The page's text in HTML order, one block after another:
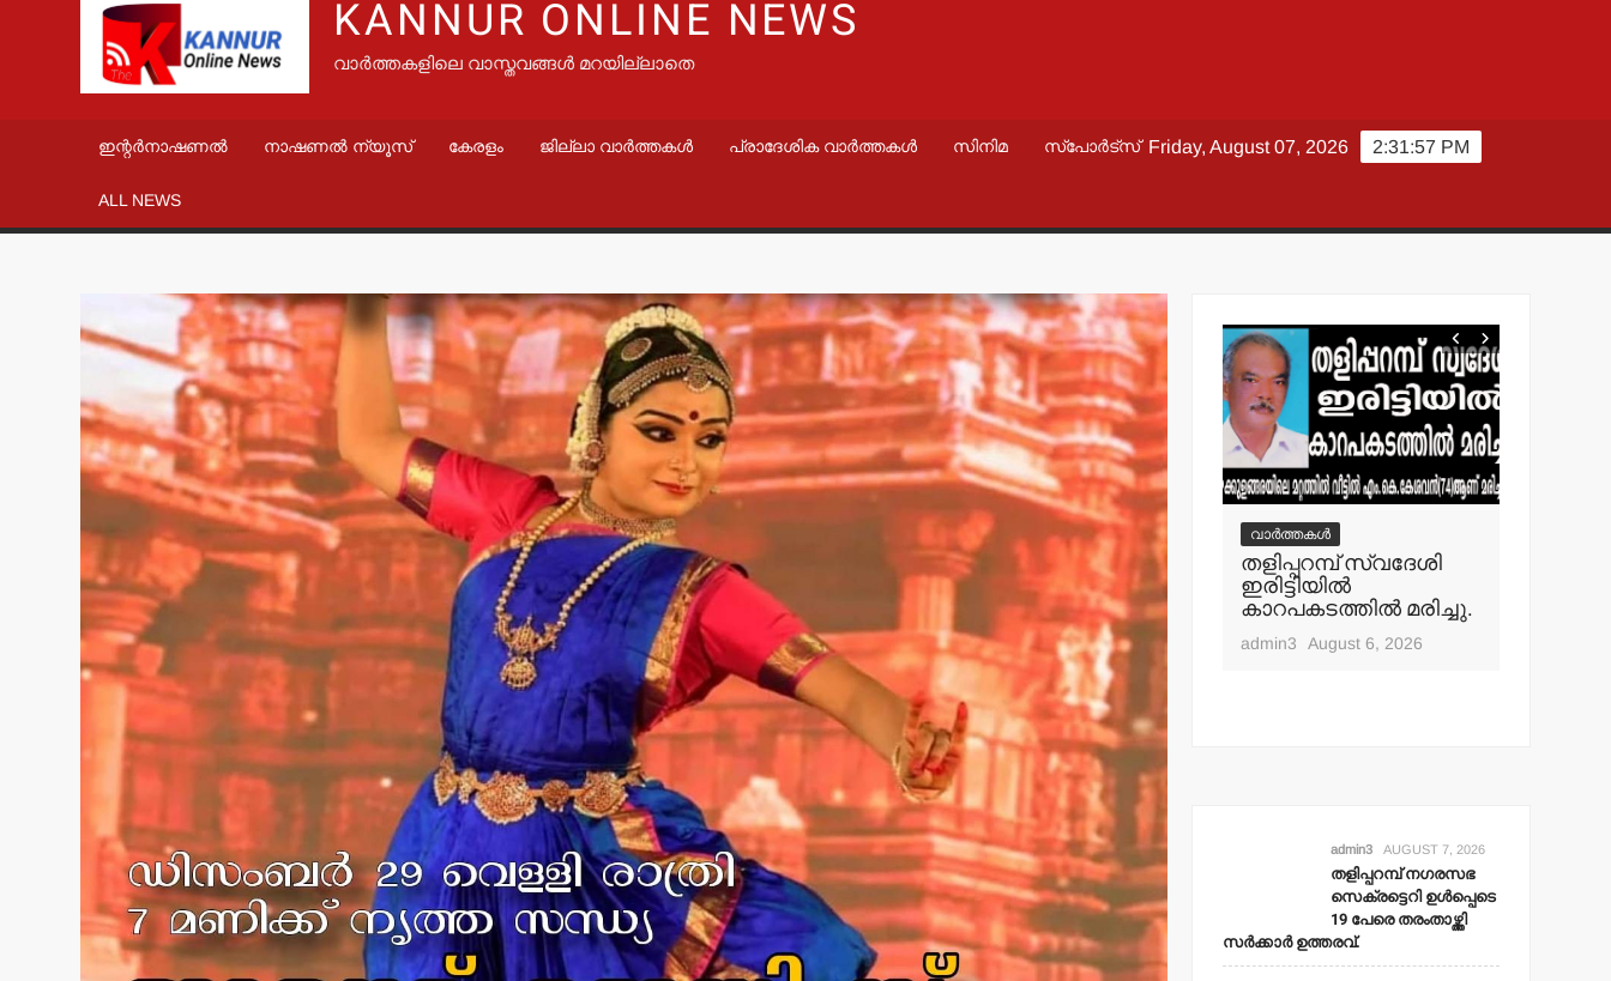
KANNUR ONLINE NEWS
വാർത്തകളിലെ വാസ്തവങ്ങൾ മറയില്ലാതെ
ഇന്റർനാഷണൽ നാഷണൽ ന്യൂസ് കേരളം ജില്ലാ വാർത്തകൾ പ്രാദേശിക വാർത്തകൾ സിനിമ സ്പോർട്സ്
ALL NEWS
2:31:58 PM
Friday, August 07, 2026
മന്ത്രി അനൂപ് ജേക്കബ്
നാളെ
പാടിയോട്ടുചാലില്‍
മാവേലി സൂപ്പര്‍ സ്റ്റോര്‍
ഉദ്ഘാടനം ചെയ്യും.
admin3 August 6, 2026
വാർത്തകൾ
തളിപ്പറമ്പ് നഗരസഭ
സെക്രട്ടെറി ഉള്‍പ്പെടെ
19 പേരെ തരംതാഴ്ത്തി
സര്‍ക്കാര്‍ ഉത്തരവ്.
admin3 August 7, 2026
വാർത്തകൾ
തളിപ്പറമ്പ് സ്വദേശി
ഇരിട്ടിയില്‍
കാറപകടത്തില്‍ മരിച്ചു.
admin3 August 6, 2026
admin3 AUGUST 7, 2026
തളിപ്പറമ്പ് നഗരസഭ
സെക്രട്ടെറി ഉള്‍പ്പെടെ
19 പേരെ തരംതാഴ്ത്തി
സര്‍ക്കാര്‍ ഉത്തരവ്.